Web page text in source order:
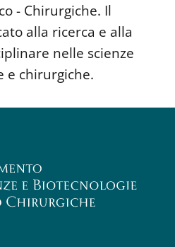
- Chirurgiche. Il
alla ricerca e alla
nelle scienze
e chirurgiche.